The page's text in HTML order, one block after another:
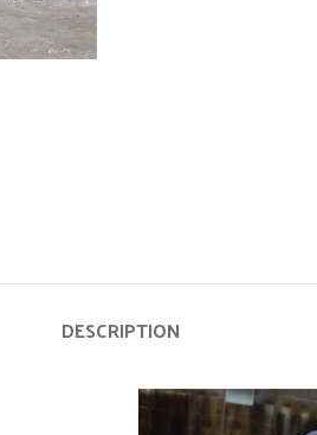
DESCRIPTION